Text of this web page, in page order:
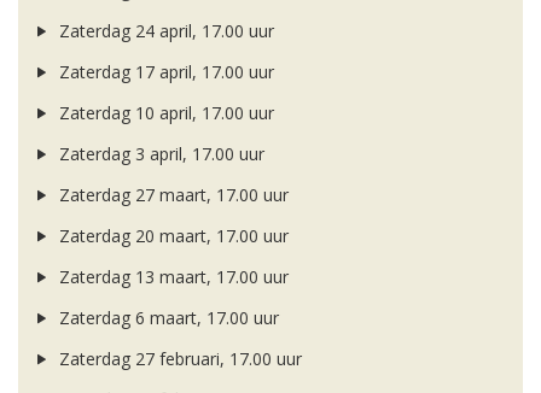
Zaterdag 24 april, 17.00 uur
Zaterdag 17 april, 17.00 uur
Zaterdag 10 april, 17.00 uur
Zaterdag 3 april, 17.00 uur
Zaterdag 27 maart, 17.00 uur
Zaterdag 20 maart, 17.00 uur
Zaterdag 13 maart, 17.00 uur
Zaterdag 6 maart, 17.00 uur
Zaterdag 27 februari, 17.00 uur